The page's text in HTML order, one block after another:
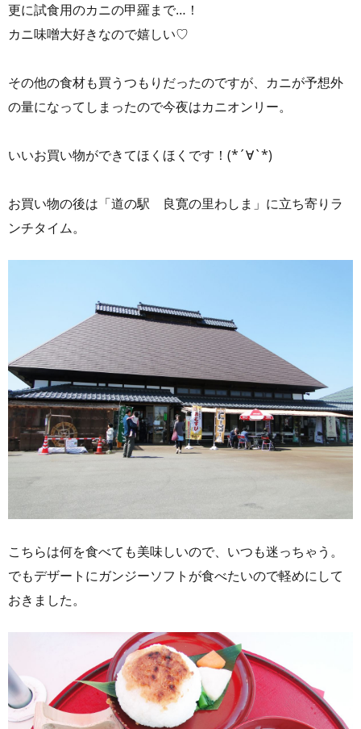
更に試食用のカニの甲羅まで…！
カニ味噌大好きなので嬉しい♡
その他の食材も買うつもりだったのですが、カニが予想外
の量になってしまったので今夜はカニオンリー。
いいお買い物ができてほくほくです！(*´∀`*)
お買い物の後は「道の駅 良寛の里わしま」に立ち寄りラ
ンチタイム。
こちらは何を食べても美味しいので、いつも迷っちゃう。
でもデザートにガンジーソフトが食べたいので軽めにして
おきました。